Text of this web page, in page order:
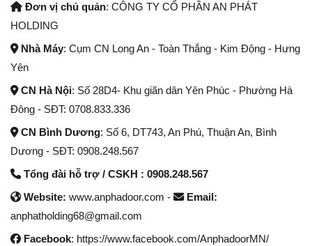
Đơn vị chủ quản: CÔNG TY CỔ PHẦN AN PHÁT
HOLDING
Nhà Máy: Cụm CN Long An - Toàn Thắng - Kim Động - Hưng
Yên
CN Hà Nội: Số 28D4- Khu giãn dân Yên Phúc - Phường Hà
Đông - SĐT: 0708.833.336
CN Bình Dương: Số 6, DT743, An Phú, Thuận An, Bình
Dương - SĐT: 0908.248.567
Tổng đài hỗ trợ / CSKH : 0908.248.567
Website: www.anphadoor.com -
Email:
anphatholding68@gmail.com
Facebook: https://www.facebook.com/AnphadoorMN/